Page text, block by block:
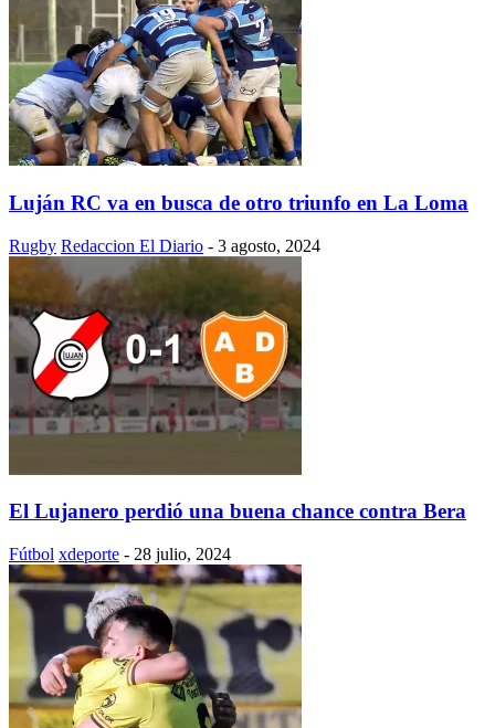
Luján RC va en busca de otro triunfo en La Loma
Rugby Redaccion El Diario - 3 agosto, 2024
El Lujanero perdió una buena chance contra Bera
Fútbol xdeporte - 28 julio, 2024